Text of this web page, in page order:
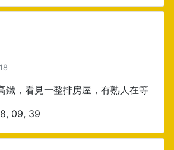
鐵，看見一整排房屋，有熟人在等
09, 39